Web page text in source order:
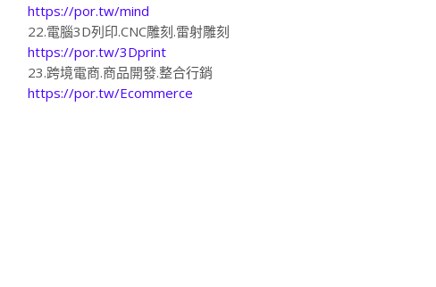
https://por.tw/mind
22.電腦3D列印.CNC雕刻.雷射雕刻
https://por.tw/3Dprint
23.跨境電商.商品開發.整合行銷
https://por.tw/Ecommerce